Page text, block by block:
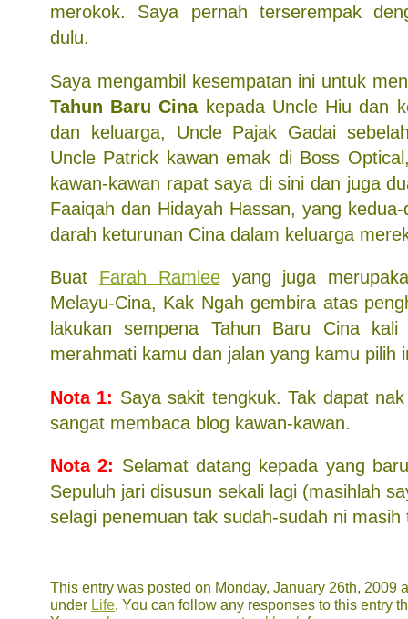
merokok. Saya pernah terserempak
dulu.
Saya mengambil kesempatan ini untuk
Tahun Baru Cinakepada Uncle Hiu dan
dan keluarga, Uncle Pajak Gadai
Uncle Patrick kawan emak di Boss
kawan-kawan rapat saya di sini dan juga
Faaiqah dan Hidayah Hassan, yang
darah keturunan Cina dalam keluarga
Buat Farah Ramleeyang juga
Melayu-Cina, Kak Ngah gembira atas
lakukan sempena Tahun Baru Cina
merahmati kamu dan jalan yang kamu pilih
Nota 1: Saya sakit tengkuk. Tak dapat
sangat membaca blog kawan-kawan.
Nota 2: Selamat datang kepada yang
Sepuluh jari disusun sekali lagi (masihlah
selagi penemuan tak sudah-sudah ni
This entry was posted on Monday, January 26th, 2009
under Life . You can follow any responses to this entry